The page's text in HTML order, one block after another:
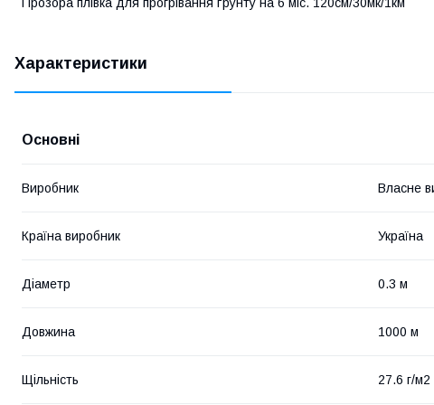
Прозора плівка для прогрівання ґрунту на 6 міс. 120см/30мк/1км
Характеристики
Основні
Виробник Власне
Країна виробник Україна
Діаметр 0.3 м
Довжина 1000 м
Щільність 27.6 г/м2